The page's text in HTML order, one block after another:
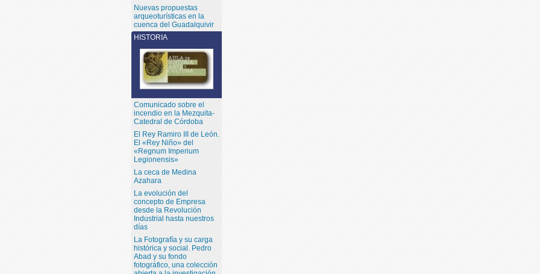
Nuevas propuestas
arqueoturísticas en la
cuenca del Guadalquivir
HISTORIA
Comunicado sobre el
incendio en la Mezquita-
Catedral de Córdoba
El Rey Ramiro III de León.
El «Rey Niño» del
«Regnum Imperium
Legionensis»
La ceca de Medina
Azahara
La evolución del
concepto de Empresa
desde la Revolución
Industrial hasta nuestros
días
La Fotografía y su carga
histórica y social. Pedro
Abad y su fondo
fotográfico, una colección